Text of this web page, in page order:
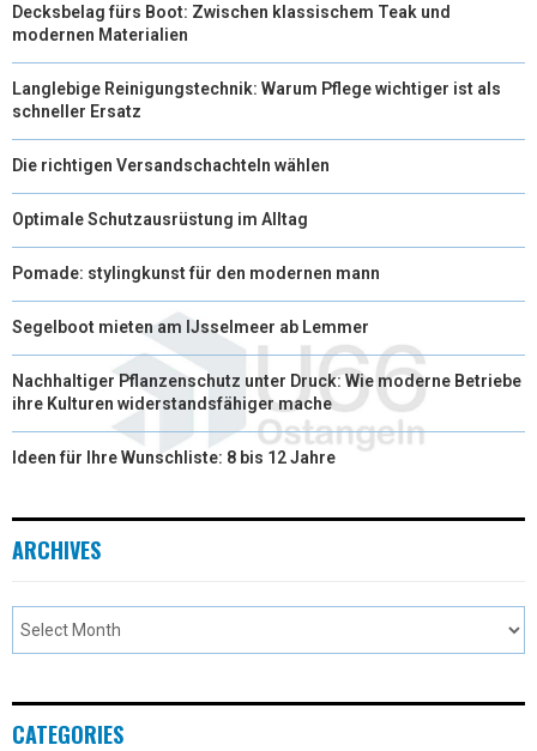
Decksbelag fürs Boot: Zwischen klassischem Teak und
modernen Materialien
Langlebige Reinigungstechnik: Warum Pflege wichtiger ist als
schneller Ersatz
Die richtigen Versandschachteln wählen
Optimale Schutzausrüstung im Alltag
Pomade: stylingkunst für den modernen mann
Segelboot mieten am IJsselmeer ab Lemmer
Nachhaltiger Pflanzenschutz unter Druck: Wie moderne Betriebe
ihre Kulturen widerstandsfähiger mache
Ideen für Ihre Wunschliste: 8 bis 12 Jahre
ARCHIVES
CATEGORIES